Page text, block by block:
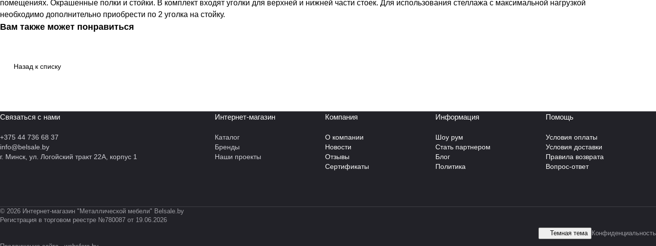
помещениях. Окрашенные полки и стойки. В комплект входят уголки для верхней и нижней части стоек. Для использования стеллажа с максимальной нагрузкой
необходимо дополнительно приобрести по 2 уголка на стойку.
Вам также может понравиться
Назад к списку
Связаться с нами
+375 44 736 68 37
info@belsale.by
г. Минск, ул. Логойский тракт 22А, корпус 1
Интернет-магазин
Каталог
Бренды
Наши проекты
Компания
О компании
Новости
Отзывы
Сертификаты
Информация
Шоу рум
Стать партнером
Блог
Политика
Помощь
Условия оплаты
Условия доставки
Правила возврата
Вопрос-ответ
© 2026 Интернет-магазин "Металлической мебели" Belsale.by
Регистрация в торговом реестре №780087 от 19.06.2026
Темная тема Конфиденциальность